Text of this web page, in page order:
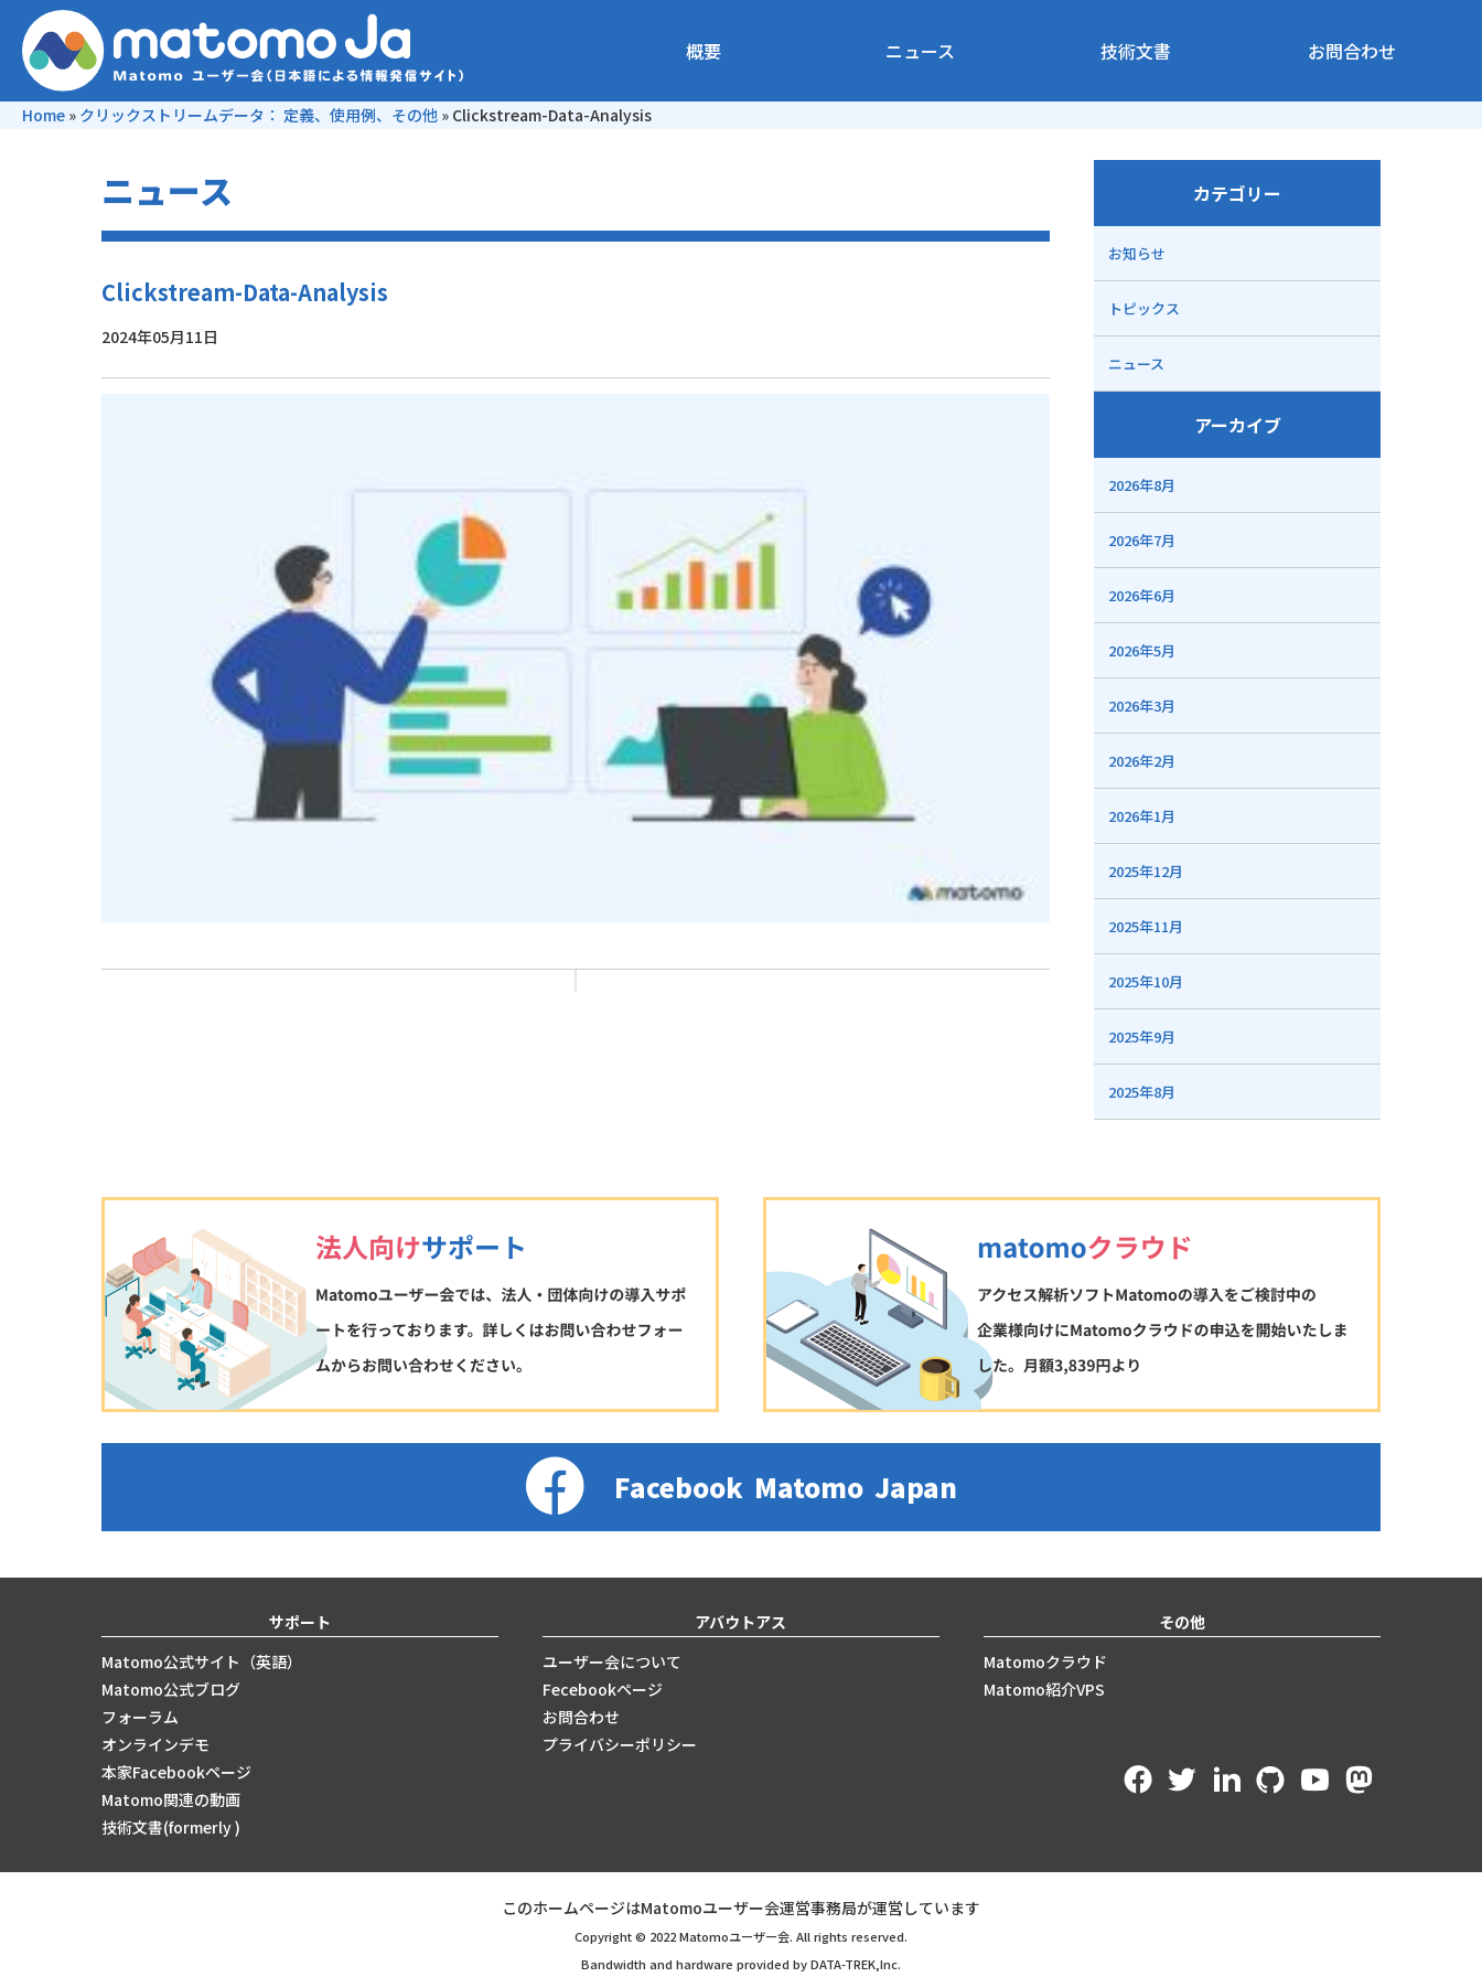
概要 ニュース 技術文書 お問合わせ
Home » クリックストリームデータ： 定義、使用例、その他 » Clickstream-Data-Analysis
ニュース
Clickstream-Data-Analysis
2024年05月11日
カテゴリー
お知らせ
トピックス
ニュース
アーカイブ
2026年8月
2026年7月
2026年6月
2026年5月
2026年3月
2026年2月
2026年1月
2025年12月
2025年11月
2025年10月
2025年9月
2025年8月
Facebook Matomo Japan
サポート
Matomo公式サイト（英語）
Matomo公式ブログ
フォーラム
オンラインデモ
本家Facebookページ
Matomo関連の動画
技術文書(formerly )
アバウトアス
ユーザー会について
Fecebookページ
お問合わせ
プライバシーポリシー
その他
Matomoクラウド
Matomo紹介VPS
このホームページはMatomoユーザー会運営事務局が運営しています
Copyright © 2022 Matomoユーザー会. All rights reserved.
Bandwidth and hardware provided by DATA-TREK,Inc.